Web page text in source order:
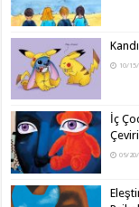
10/
İç
09/